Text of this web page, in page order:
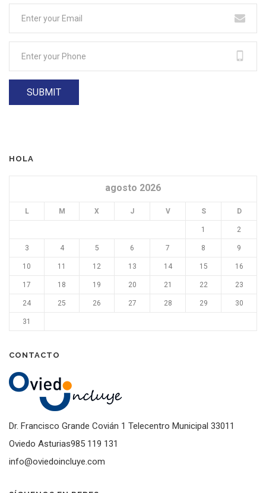
HOLA
agosto 2026
L M X J V S D
1 2
3 4 5 6 7 8 9
10 11 12 13 14 15 16
17 18 19 20 21 22 23
24 25 26 27 28 29 30
31
CONTACTO
Dr. Francisco Grande Covián 1 Telecentro Municipal 33011
Oviedo Asturias985 119 131
info@oviedoincluye.com